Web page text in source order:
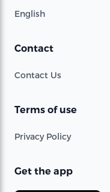
English
Contact
Contact Us
Terms of use
Privacy Policy
Get the app